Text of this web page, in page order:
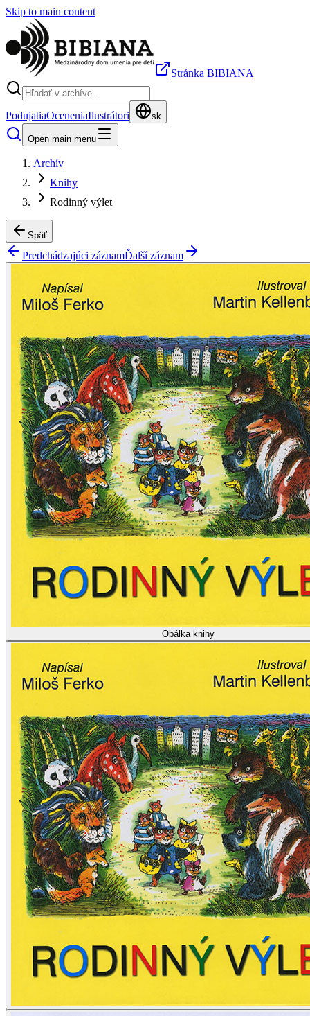
Skip to main content
Stránka BIBIANA
PodujatiaOceneniaIlustrátori sk
Open main menu
Archív
Knihy
Rodinný výlet
Späť
Predchádzajúci záznamĎalší záznam
Obálka knihy